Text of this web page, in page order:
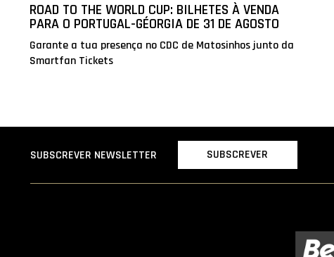
ROAD TO THE WORLD CUP: BILHETES À VENDA
PARA O PORTUGAL-GÉORGIA DE 31 DE AGOSTO
Garante a tua presença no CDC de Matosinhos junto da
Smartfan Tickets
SUBSCREVER NEWSLETTER SUBSCREVER